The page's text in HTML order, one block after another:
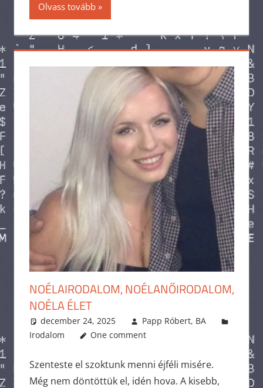
Olvass tovább
NOÉLAIRODALOM, NOÉLANŐIRODALOM,
NOÉLA ÉLET
december 24, 2025
Papp Róbert, BA
Irodalom
One comment
Szenteste el szoktunk menni éjféli misére.
Még nem döntöttük el, idén hova. A kisebb,